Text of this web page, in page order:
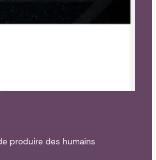
produire des humains